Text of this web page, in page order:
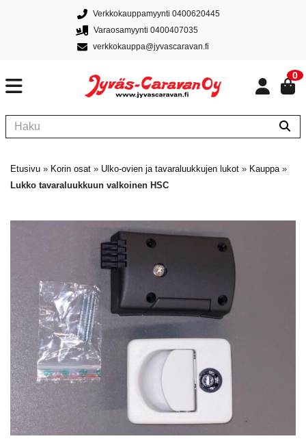
Verkkokauppamyynti 0400620445
Varaosamyynti 0400407035
verkkokauppa@jyvascaravan.fi
0
Etusivu » Korin osat » Ulko-ovien ja tavaraluukkujen lukot » Kauppa»
Lukko tavaraluukkuun valkoinen HSC